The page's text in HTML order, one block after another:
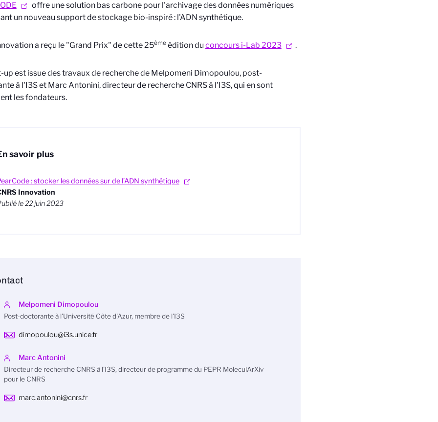
offre une solution bas carbone pour l'archivage des données numériques
un nouveau support de stockage bio-inspiré : l'ADN synthétique.
a reçu le "Grand Prix" de cette 25èmeédition du concours i-Lab 2023 .
up est issue des travaux de recherche de Melpomeni Dimopoulou, post-
à l'I3S et Marc Antonini, directeur de recherche CNRS à l'I3S, qui en sont
les fondateurs.
savoir plus
: stocker les données sur de l’ADN synthétique
Innovation
le 22 juin 2023
Melpomeni Dimopoulou
Post-doctorante à l'Université Côte d'Azur, membre de l'I3S
dimopoulou@i3s.unice.fr
Marc Antonini
Directeur de recherche CNRS à l'I3S, directeur de programme du PEPR MoleculArXiv
pour le CNRS
marc.antonini@cnrs.fr